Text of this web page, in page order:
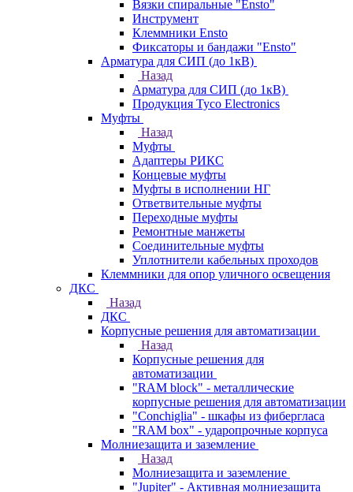
Вязки спиральные "Ensto"
Инструмент
Клеммники Ensto
Фиксаторы и бандажи "Ensto"
Арматура для СИП (до 1кВ)
Назад
Арматура для СИП (до 1кВ)
Продукция Tyco Electronics
Муфты
Назад
Муфты
Адаптеры РИКС
Концевые муфты
Муфты в исполнении НГ
Ответвительные муфты
Переходные муфты
Ремонтные манжеты
Соединительные муфты
Уплотнители кабельных проходов
Клеммники для опор уличного освещения
ДКС
Назад
ДКС
Корпусные решения для автоматизации
Назад
Корпусные решения для
автоматизации
"RAM block" - металлические
корпусные решения для автоматизации
"Conchiglia" - шкафы из фибергласа
"RAM box" - ударопрочные корпуса
Молниезащита и заземление
Назад
Молниезащита и заземление
"Jupiter" - Активная молниезащита